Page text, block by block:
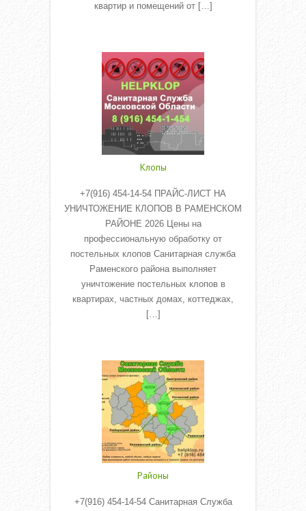
квартир и помещений от […]
Клопы
+7(916) 454-14-54 ПРАЙС-ЛИСТ НА
УНИЧТОЖЕНИЕ КЛОПОВ В РАМЕНСКОМ
РАЙОНЕ 2026 Цены на
профессиональную обработку от
постельных клопов Санитарная служба
Раменского района выполняет
уничтожение постельных клопов в
квартирах, частных домах, коттеджах,
[…]
Районы
+7(916) 454-14-54 Санитарная Служба